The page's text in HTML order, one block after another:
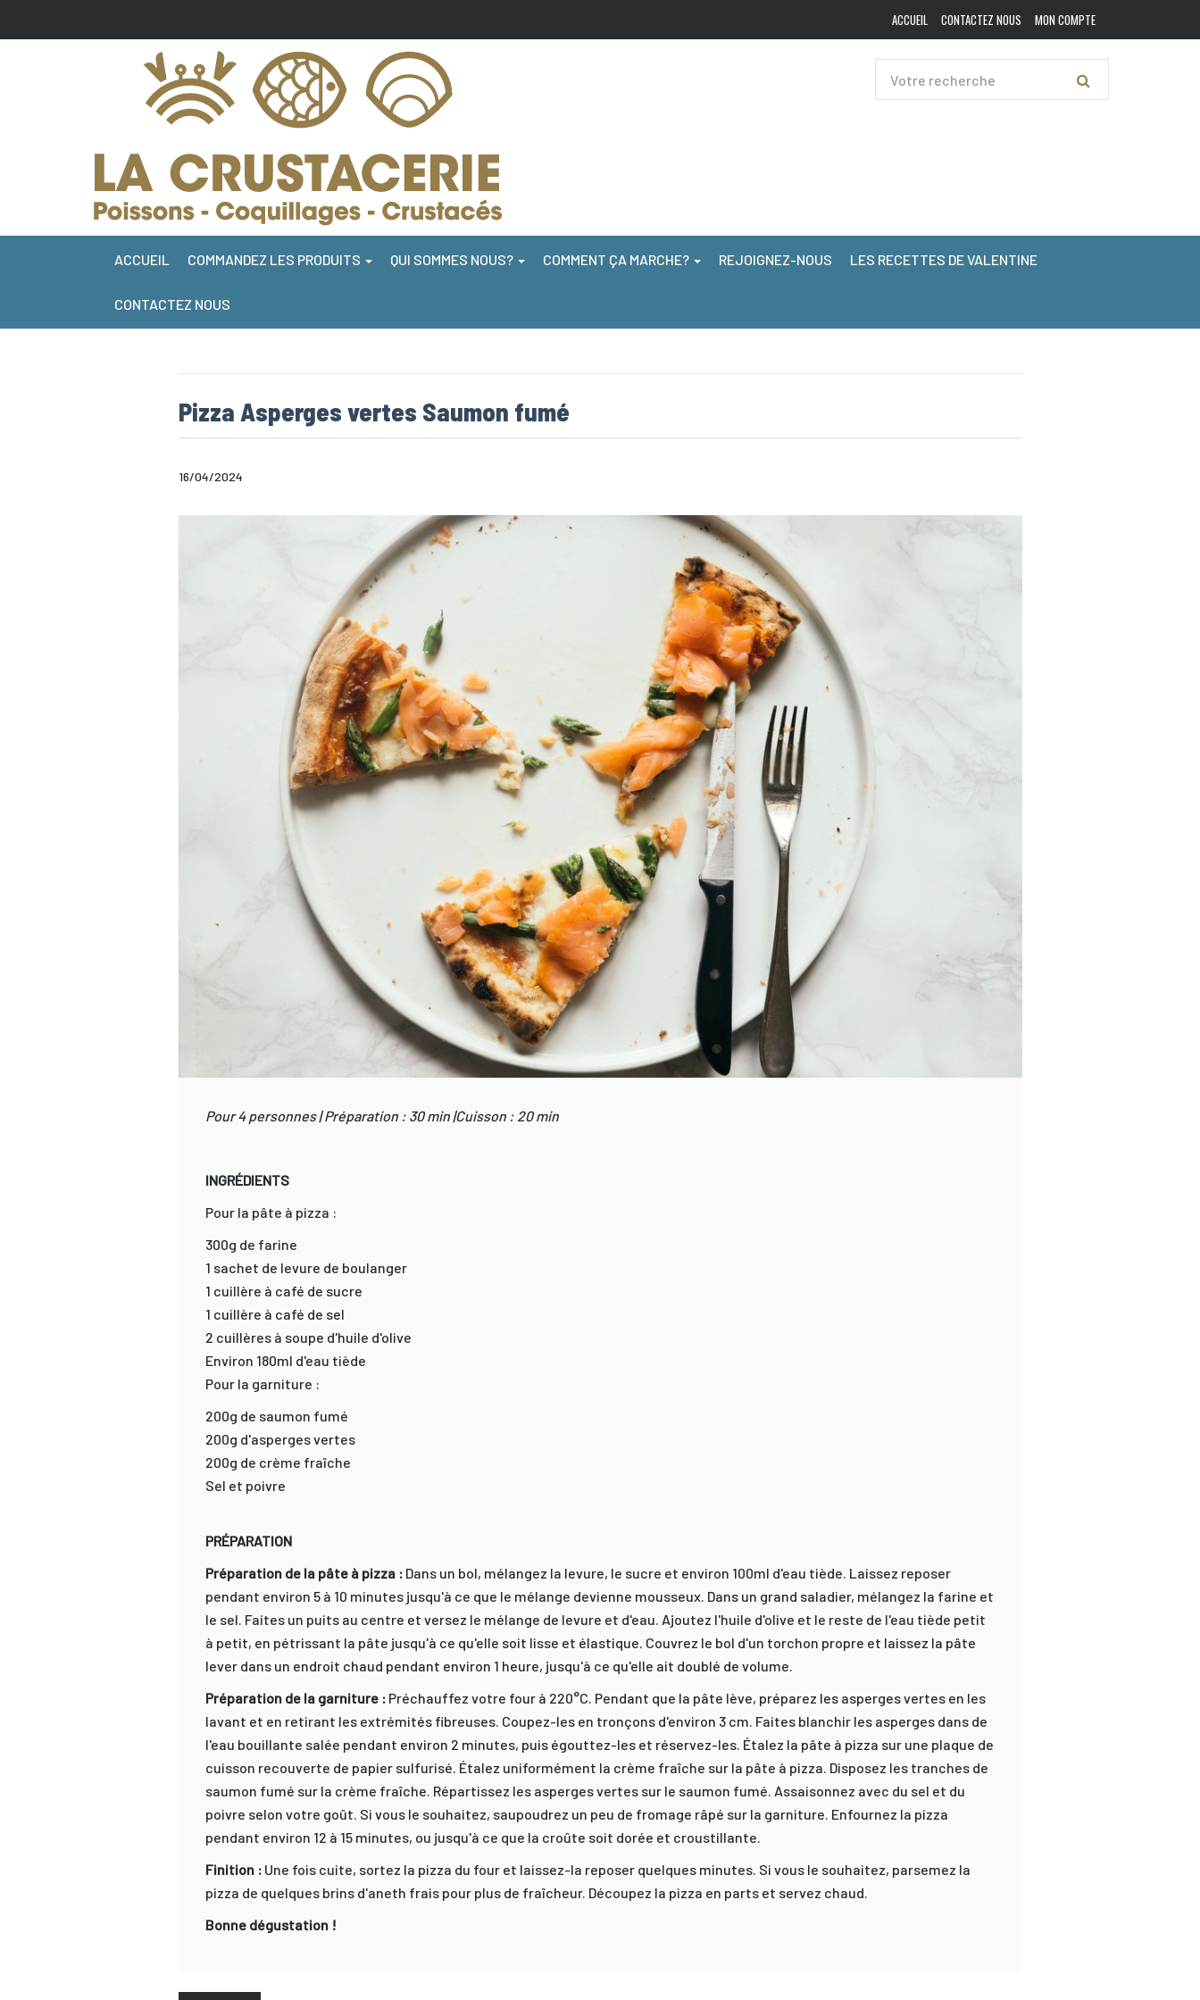
ACCUEIL CONTACTEZ NOUS MON COMPTE
ACCUEIL COMMANDEZ LES PRODUITS QUI SOMMES NOUS? COMMENT ÇA MARCHE? REJOIGNEZ-NOUS LES RECETTES DE VALENTINE
CONTACTEZ NOUS
Pizza Asperges vertes Saumon fumé
16/04/2024
Pour 4 personnes | Préparation : 30 min |Cuisson : 20 min
INGRÉDIENTS
Pour la pâte à pizza :
300g de farine
1 sachet de levure de boulanger
1 cuillère à café de sucre
1 cuillère à café de sel
2 cuillères à soupe d'huile d'olive
Environ 180ml d'eau tiède
Pour la garniture :
200g de saumon fumé
200g d'asperges vertes
200g de crème fraîche
Sel et poivre
PRÉPARATION
Préparation de la pâte à pizza : Dans un bol, mélangez la levure, le sucre et environ 100ml d'eau tiède. Laissez reposer
pendant environ 5 à 10 minutes jusqu'à ce que le mélange devienne mousseux. Dans un grand saladier, mélangez la farine et
le sel. Faites un puits au centre et versez le mélange de levure et d'eau. Ajoutez l'huile d'olive et le reste de l'eau tiède petit
à petit, en pétrissant la pâte jusqu'à ce qu'elle soit lisse et élastique. Couvrez le bol d'un torchon propre et laissez la pâte
lever dans un endroit chaud pendant environ 1 heure, jusqu'à ce qu'elle ait doublé de volume.
Préparation de la garniture :Préchauffez votre four à 220°C. Pendant que la pâte lève, préparez les asperges vertes en les
lavant et en retirant les extrémités fibreuses. Coupez-les en tronçons d'environ 3 cm. Faites blanchir les asperges dans de
l'eau bouillante salée pendant environ 2 minutes, puis égouttez-les et réservez-les. Étalez la pâte à pizza sur une plaque de
cuisson recouverte de papier sulfurisé. Étalez uniformément la crème fraîche sur la pâte à pizza. Disposez les tranches de
saumon fumé sur la crème fraîche. Répartissez les asperges vertes sur le saumon fumé. Assaisonnez avec du sel et du
poivre selon votre goût. Si vous le souhaitez, saupoudrez un peu de fromage râpé sur la garniture. Enfournez la pizza
pendant environ 12 à 15 minutes, ou jusqu'à ce que la croûte soit dorée et croustillante.
Finition :Une fois cuite, sortez la pizza du four et laissez-la reposer quelques minutes. Si vous le souhaitez, parsemez la
pizza de quelques brins d'aneth frais pour plus de fraîcheur. Découpez la pizza en parts et servez chaud.
Bonne dégustation !